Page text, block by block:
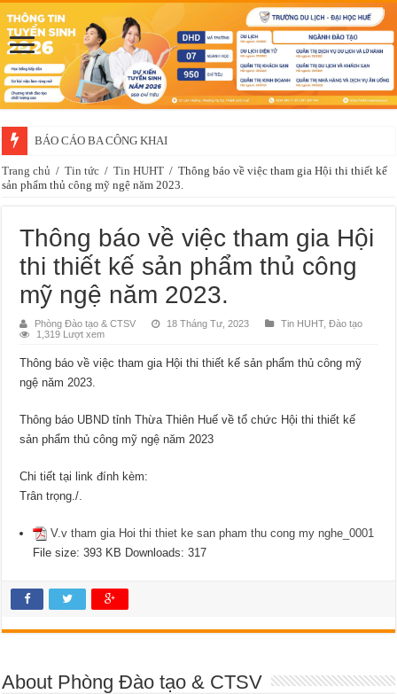
BÁO CÁO BA CÔNG KHAI
Trang chủ / Tin tức / Tin HUHT / Thông báo về việc tham gia Hội thi thiết kế
sản phẩm thủ công mỹ ngệ năm 2023.
Thông báo về việc tham gia Hội
thi thiết kế sản phẩm thủ công
mỹ ngệ năm 2023.
Phòng Đào tạo & CTSV 18 Tháng Tư, 2023 Tin HUHT,Đào tạo
1,319 Lượt xem
Thông báo về việc tham gia Hội thi thiết kế sản phẩm thủ công mỹ
ngệ năm 2023.
Thông báo UBND tỉnh Thừa Thiên Huế về tổ chức Hội thi thiết kế
sản phẩm thủ công mỹ ngệ năm 2023
Chi tiết tại link đính kèm:
Trân trọng./.
V.v tham gia Hoi thi thiet ke san pham thu cong my nghe_0001
File size: 393 KB Downloads: 317
About Phòng Đào tạo & CTSV